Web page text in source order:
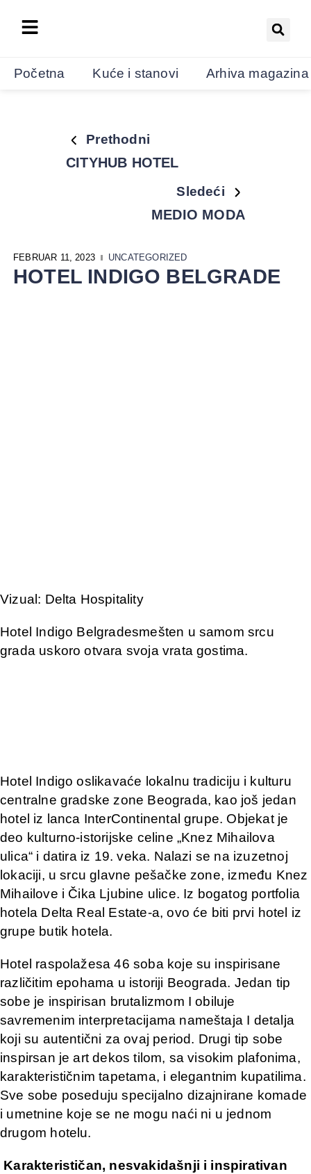
Početna Kuće i stanovi Arhiva magazina
Prethodni
CITYHUB HOTEL
Sledeći
MEDIO MODA
FEBRUAR 11, 2023 UNCATEGORIZED
HOTEL INDIGO BELGRADE
Vizual: Delta Hospitality
Hotel Indigo Belgradesmešten u samom srcu
grada uskoro otvara svoja vrata gostima.
Hotel Indigo oslikavaće lokalnu tradiciju i kulturu
centralne gradske zone Beograda, kao još jedan
hotel iz lanca InterContinental grupe. Objekat je
deo kulturno-istorijske celine „Knez Mihailova
ulica“ i datira iz 19. veka. Nalazi se na izuzetnoj
lokaciji, u srcu glavne pešačke zone, između Knez
Mihailove i Čika Ljubine ulice. Iz bogatog portfolia
hotela Delta Real Estate-a, ovo će biti prvi hotel iz
grupe butik hotela.
Hotel raspolažesa 46 soba koje su inspirisane
različitim epohama u istoriji Beograda. Jedan tip
sobe je inspirisan brutalizmom I obiluje
savremenim interpretacijama nameštaja I detalja
koji su autentični za ovaj period. Drugi tip sobe
inspirsan je art dekos tilom, sa visokim plafonima,
karakterističnim tapetama, i elegantnim kupatilima.
Sve sobe poseduju specijalno dizajnirane komade
i umetnine koje se ne mogu naći ni u jednom
drugom hotelu.
Karakterističan, nesvakidašnji i inspirativan